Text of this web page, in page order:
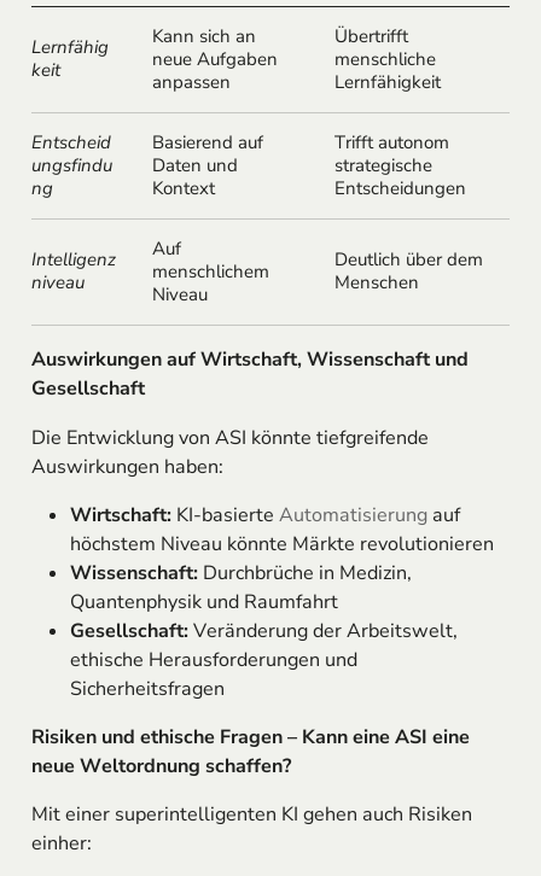
Lernfähig
keit
Kann sich an
neue Aufgaben
anpassen
Übertrifft
menschliche
Lernfähigkeit
Entscheid
ungsfindu
ng
Basierend auf
Daten und
Kontext
Trifft autonom
strategische
Entscheidungen
Intelligenz
niveau
Auf
menschlichem
Niveau
Deutlich über dem
Menschen
Auswirkungen auf Wirtschaft, Wissenschaft und
Gesellschaft
Die Entwicklung von ASI könnte tiefgreifende
Auswirkungen haben:
Wirtschaft:KI-basierte Automatisierungauf
höchstem Niveau könnte Märkte revolutionieren
Wissenschaft:Durchbrüche in Medizin,
Quantenphysik und Raumfahrt
Gesellschaft:Veränderung der Arbeitswelt,
ethische Herausforderungen und
Sicherheitsfragen
Risiken und ethische Fragen – Kann eine ASI eine
neue Weltordnung schaffen?
Mit einer superintelligenten KI gehen auch Risiken
einher: